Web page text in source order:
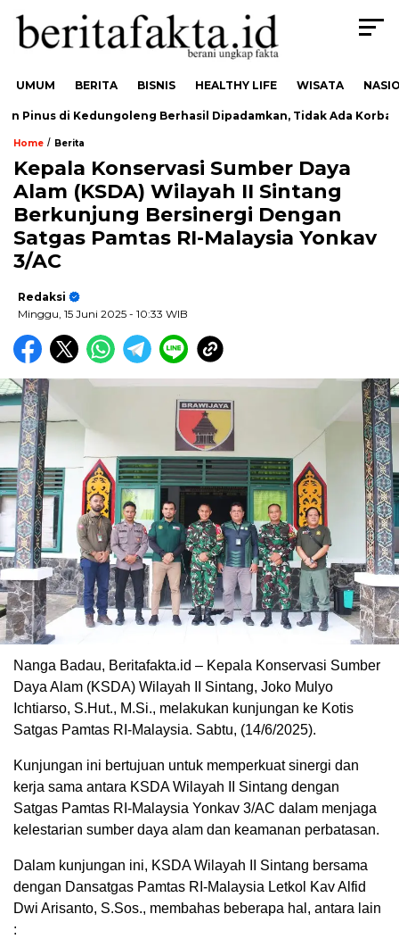
UMUM BERITA BISNIS HEALTHY LIFE WISATA
Pinus di Kedungoleng Berhasil Dipadamkan, Tidak Ada Korban
Home / Berita
Kepala Konservasi Sumber Daya
Alam (KSDA) Wilayah II Sintang
Berkunjung Bersinergi Dengan
Satgas Pamtas RI-Malaysia Yonkav
3/AC
Redaksi
Minggu, 15 Juni 2025 - 10:33 WIB
Nanga Badau, Beritafakta.id – Kepala Konservasi Sumber
Daya Alam (KSDA) Wilayah II Sintang, Joko Mulyo
Ichtiarso, S.Hut., M.Si., melakukan kunjungan ke Kotis
Satgas Pamtas RI-Malaysia. Sabtu, (14/6/2025).
Kunjungan ini bertujuan untuk memperkuat sinergi dan
kerja sama antara KSDA Wilayah II Sintang dengan
Satgas Pamtas RI-Malaysia Yonkav 3/AC dalam menjaga
kelestarian sumber daya alam dan keamanan perbatasan.
Dalam kunjungan ini, KSDA Wilayah II Sintang bersama
dengan Dansatgas Pamtas RI-Malaysia Letkol Kav Alfid
Dwi Arisanto, S.Sos., membahas beberapa hal, antara lain
: